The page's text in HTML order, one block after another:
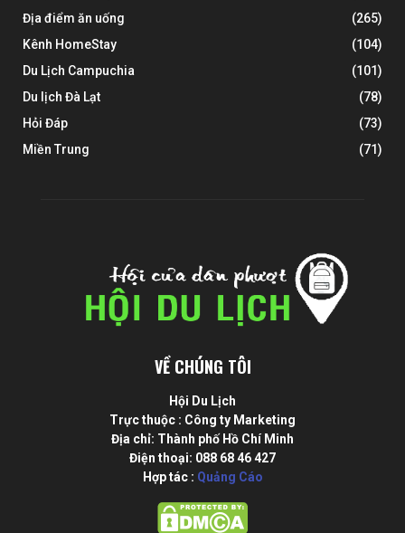
Địa điểm ăn uống
(265)
Kênh HomeStay
(104)
Du Lịch Campuchia
(101)
Du lịch Đà Lạt
(78)
Hỏi Đáp
(73)
Miền Trung
(71)
VỀ CHÚNG TÔI
Hội Du Lịch
Trực thuộc : Công ty Marketing
Địa chỉ: Thành phố Hồ Chí Minh
Điện thoại: 088 68 46 427
Hợp tác : Quảng Cáo